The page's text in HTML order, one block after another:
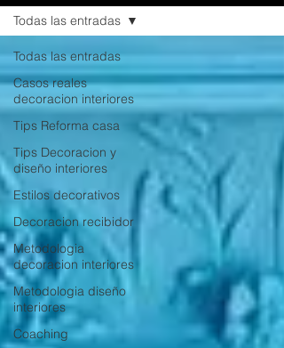
Todas las entradas
Casos reales
decoracion interiores
Tips Reforma casa
Tips Decoracion y
diseño interiores
Estilos decorativos
Decoracion recibidor
Metodologia
decoracion interiores
Metodologia diseño
interiores
Coaching
Todas las entradas